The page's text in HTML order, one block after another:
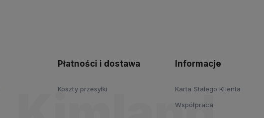
Płatności i dostawa
Koszty przesyłki
Informacje
Karta Stałego Klienta
Współpraca